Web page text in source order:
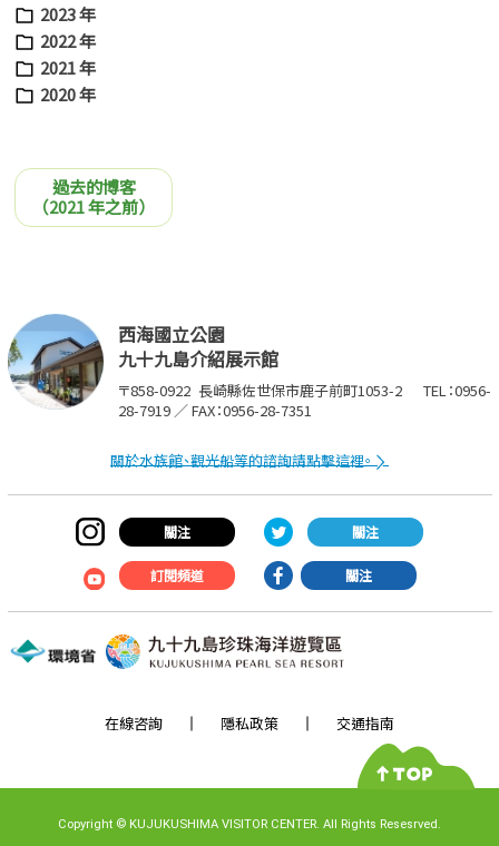
2023 年
2022 年
2021 年
2020 年
過去的博客
（2021 年之前）
西海國立公園
九十九島介紹展示館
〒858-0922 長崎縣佐世保市鹿子前町1053-2
TEL：0956-
28-7919 ／ FAX：0956-28-7351
關於水族館、觀光船等的諮詢請點擊這裡。
關注 關注
訂閱頻道 關注
在線咨詢 隱私政策 交通指南
Copyright © KUJUKUSHIMA VISITOR CENTER. All Rights Resesrved.